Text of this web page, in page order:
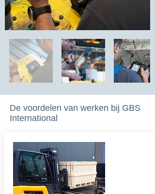
De voordelen van werken bij GBS
International